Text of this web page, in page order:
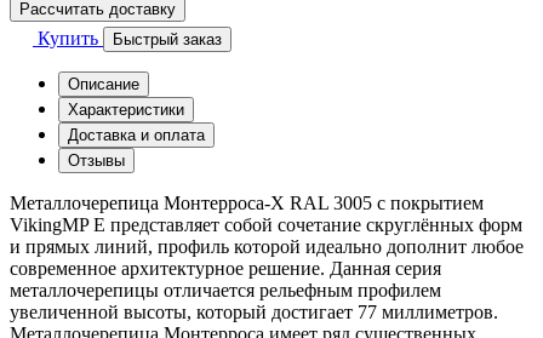
Рассчитать доставку
Купить Быстрый заказ
Описание
Характеристики
Доставка и оплата
Отзывы
Металлочерепица Монтерроса-X RAL 3005 с покрытием
VikingMP E представляет собой сочетание скруглённых форм
и прямых линий, профиль которой идеально дополнит любое
современное архитектурное решение. Данная серия
металлочерепицы отличается рельефным профилем
увеличенной высоты, который достигает 77 миллиметров.
Металлочерепица Монтерроса имеет ряд существенных